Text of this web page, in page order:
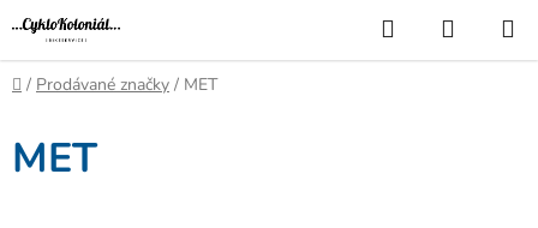
Přejít
na
obsah
Hledat
KOŠÍK
Domů
/ Prodávané značky / MET
MET